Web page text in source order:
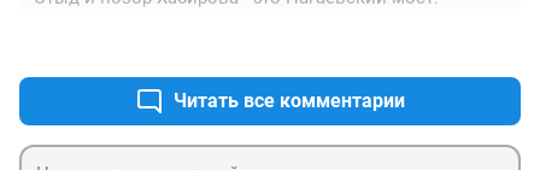
Читать все комментарии